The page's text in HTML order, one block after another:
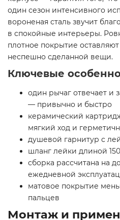
один сезон интенсивного
вороненая сталь звучит
в спокойные интерьеры.
плотное покрытие
неспешно сделанной вещи.
Ключевые
один рычаг отвечает и
— привычно и быстро
керамический
мягкий ход и
душевой гарнитур с
шланг лейки длиной
сборка рассчитана на
ежедневной
матовое покрытие
пальцев
Монтаж и